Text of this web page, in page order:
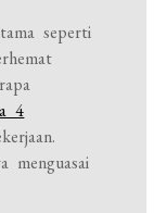
seperti
4
menguasai